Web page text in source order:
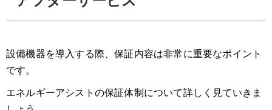
設備機器を導入する際、保証内容は非常に重要なポイント
です。
エネルギーアシストの保証体制について詳しく見ていきま